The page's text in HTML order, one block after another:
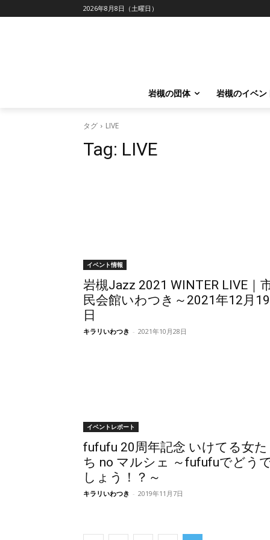
2026年8月8日（土曜日）
岩槻の団体 岩槻のイベン
タグ LIVE
Tag: LIVE
イベント情報
岩槻Jazz 2021 WINTER LIVE｜
民会館いわつき～2021年12月19
日
キラリいわつき - 2021年10月28日
イベントレポート
fufufu 20周年記念 いけてる女た
ち no マルシェ ～fufufuでどう
しょう！？～
キラリいわつき - 2019年11月7日